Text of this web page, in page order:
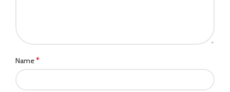
Name*